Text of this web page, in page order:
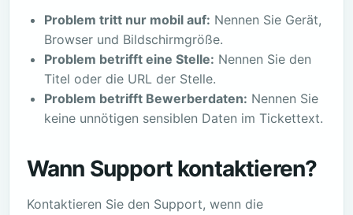
Problem tritt nur mobil auf: Nennen Sie Gerät,
Browser und Bildschirmgröße.
Problem betrifft eine Stelle: Nennen Sie den
Titel oder die URL der Stelle.
Problem betrifft Bewerberdaten: Nennen Sie
keine unnötigen sensiblen Daten im Tickettext.
Wann Support kontaktieren?
Kontaktieren Sie den Support, wenn die